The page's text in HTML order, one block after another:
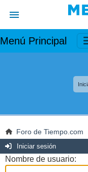
Menú Principal
Foro de Tiempo.com
Iniciar sesión
Nombre de usuario: